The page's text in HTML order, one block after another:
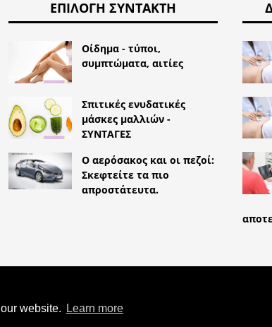
website. Learn more
ΕΠΙΛΟΓΉ ΣΥΝΤΆΚΤΗ
Οίδημα - τύποι,
συμπτώματα, αιτίες
Σπιτικές ενυδατικές
μάσκες μαλλιών -
ΣΥΝΤΑΓΕΣ
Ο αερόσακος και οι πεζοί:
Σκεφτείτε τα πιο
απροστάτευτα.